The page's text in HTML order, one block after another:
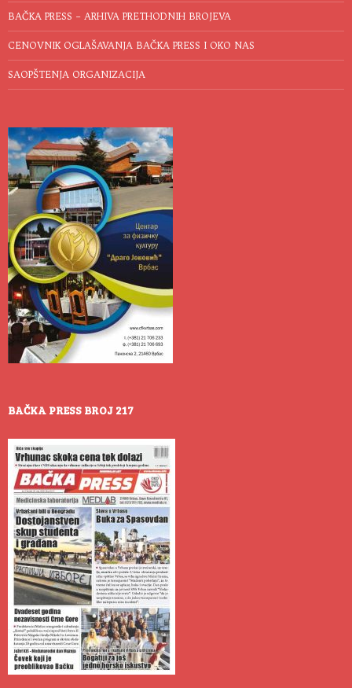
BAČKA PRESS – ARHIVA PRETHODNIH BROJEVA
CENOVNIK OGLAŠAVANJA BAČKA PRESS I OKO NAS
SAOPŠTENJA ORGANIZACIJA
BAČKA PRESS BROJ 217